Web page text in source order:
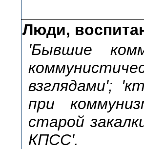
Люди,
'Бывшие
взглядами';
при
старой
КПСС'.